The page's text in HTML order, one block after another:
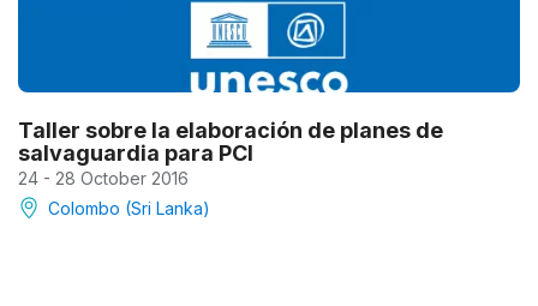
Taller sobre la elaboración de planes de
salvaguardia para PCI
24 - 28 October 2016
Colombo (Sri Lanka)